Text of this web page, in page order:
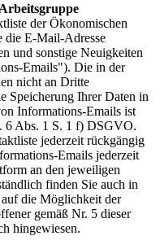
der Ökonomischen
die E-Mail-Adresse
und sonstige Neuigkeiten
Emails"). Die in der
nicht an Dritte
Speicherung Ihrer Daten in
Informations-Emails ist
6 Abs. 1 S. 1 f) DSGVO.
jederzeit rückgängig
Emails jederzeit
an den jeweiligen
finden Sie auch in
die Möglichkeit der
gemäß Nr. 5 dieser
hingewiesen.